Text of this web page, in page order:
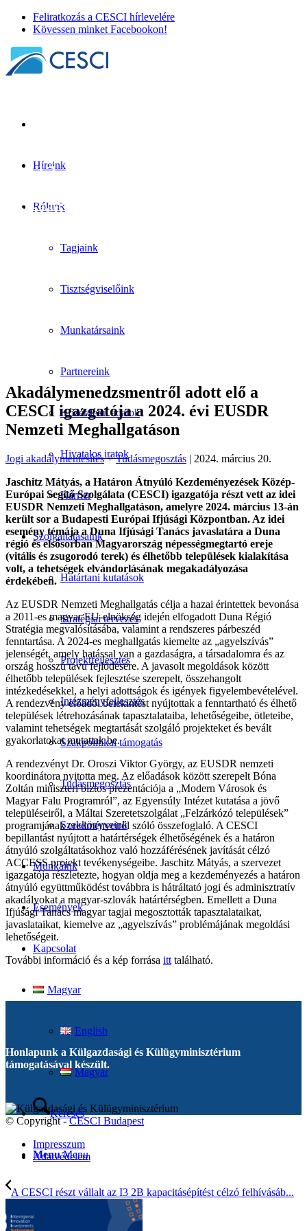
Feliratkozás a CESCI hírlevelére
Kövessen minket Facebookon!
Híreink
Rólunk
Tagjaink
Tisztségviselőink
Munkatársaink
Partnereink
Közérdekű adatok
Hivatalos iratok
Karrier
Szolgáltatásaink
Határtani kutatások
Stratégiai tervezés
Projektfejlesztés
Intézményfejlesztés
Szakpolitikai támogatás
Tudásmegosztás
Szakkönyveink
Munkáink
Események
Kapcsolat
Magyar
English
Magyar
Keresés
Menu Menu
Akadálymenedzsmentről adott elő a
Nemzeti Meghallgatáson
Akadálymenedzsmentről adott elő a
CESCI igazgatója a 2024. évi EUSDR
Nemzeti Meghallgatáson
Jogi akadálymentesítés+Tudásmegosztás | 2024. március 20.
Jaschitz Mátyás, a Határon Átnyúló Kezdeményezések Közép-
Európai Segítő Szolgálata (CESCI) igazgatója részt vett az idei
EUSDR Nemzeti Meghallgatáson, amelyre 2024. március 13-án
került sor a Budapesti Európai Ifjúsági Központban. Az idei
esemény témája a Duna Ifjúsági Tanács javaslatára a Duna
régió és elsősorban Magyarország népességmegtartó ereje
(vitális és zsugorodó terek) és élhetőbb települések kialakítása
volt, a tehetségek elvándorlásának megakadályozása
érdekében.
Az EUSDR Nemzeti Meghallgatás célja a hazai érintettek bevonása
a 2011-es magyar EU-elnökség idején elfogadott Duna Régió
Stratégia megvalósításába, valamint a rendszeres párbeszéd
fenntartása. A 2024-es meghallgatás kiemelte az „agyelszívás”
jelenségét, amely hatással van a gazdaságra, a társadalomra és az
ország hosszú távú fejlődésére. A javasolt megoldások között
élhetőbb települések fejlesztése szerepelt, összehangolt
intézkedésekkel, a helyi adottságok és igények figyelembevételével.
A rendezvény előadói betekintést nyújtottak a fenntartható és élhető
települések létrehozásának tapasztalataiba, lehetőségeibe, ötleteibe,
valamint tehetségek megtartását szolgáló projekteket és bevált
gyakorlatokat mutattak be.
A rendezvényt Dr. Oroszi Viktor György, az EUSDR nemzeti
koordinátora nyitotta meg. Az előadások között szerepelt Bóna
Zoltán miniszteri biztos prezentációja a „Modern Városok és
Magyar Falu Programról”, az Egyensúly Intézet kutatása a jövő
településeiről, a Máltai Szeretetszolgálat „Felzárkózó települések”
programjának eredményeiről szóló összefoglaló. A CESCI
bepillantást nyújtott a határtérségek élhetőségének és a határon
átnyúló szolgáltatásokhoz való hozzáférésének javítását célzó
ACCESS projekt tevékenységeibe. Jaschitz Mátyás, a szervezet
igazgatója részletezte, hogyan oldja meg a kezdeményezés a határon
átnyúló együttműködést továbbra is hátráltató jogi és adminisztratív
akadályokat a magyar-szlovák határtérségben. Emellett a Duna
Ifjúsági Tanács magyar tagjai megosztották tapasztalataikat,
javaslataikat, kiemelve az „agyelszívás” problémájának megoldási
lehetőségeit.
További információ és a kép forrása itt található.
Honlapunk a Külgazdasági és Külügyminisztérium
támogatásával készült.
© Copyright -CESCI Budapest
Impresszum
Adatvédelem
A CESCI részt vállalt az I3 2B kapacitásépítést célzó felhívásáb...